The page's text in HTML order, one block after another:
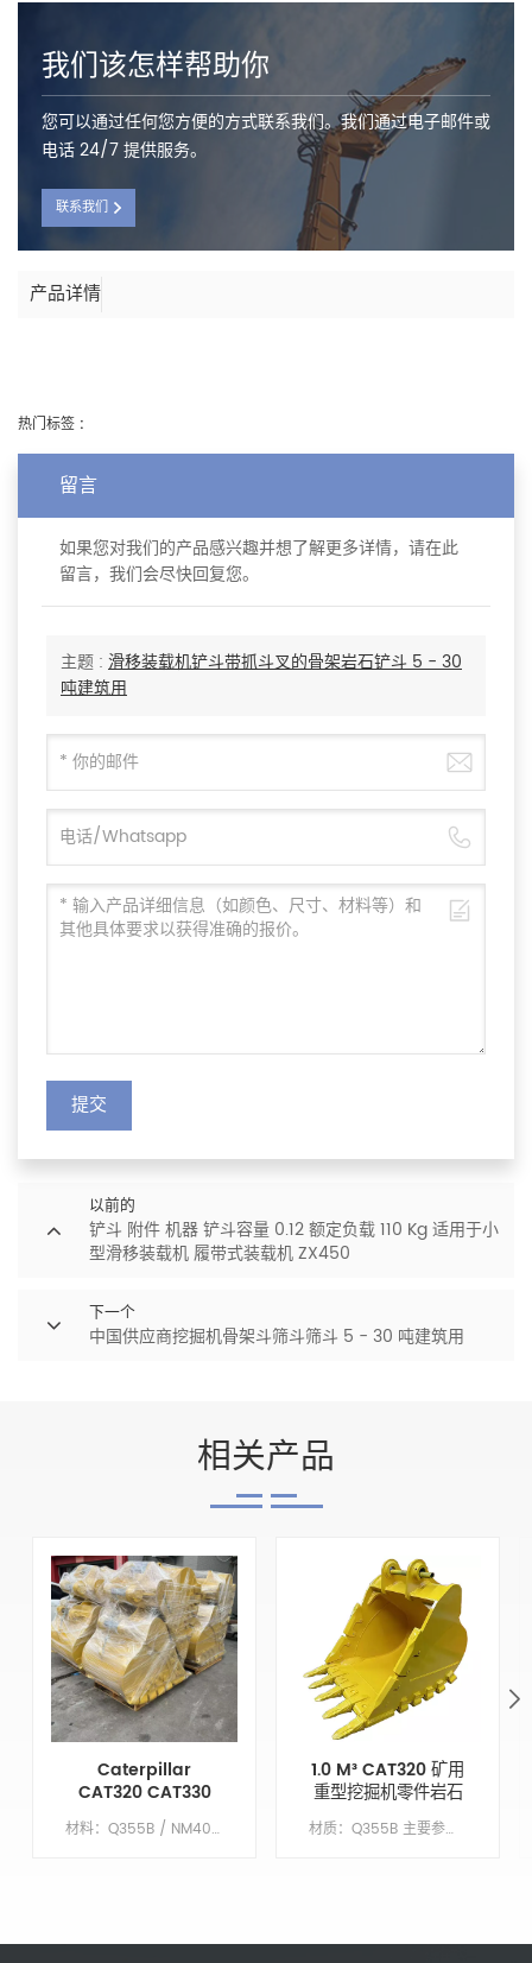
我们该怎样帮助你
您可以通过任何您方便的方式联系我们。我们通过电子邮件或
电话 24/7 提供服务。
联系我们
产品详情
热门标签 :
留言
如果您对我们的产品感兴趣并想了解更多详情，请在此
留言，我们会尽快回复您。
主题 : 滑移装载机铲斗带抓斗叉的骨架岩石铲斗 5 - 30
吨建筑用
提交
以前的
铲斗 附件 机器 铲斗容量 0.12 额定负载 110 Kg 适用于小
型滑移装载机 履带式装载机 ZX450
下一个
中国供应商挖掘机骨架斗筛斗筛斗 5 - 30 吨建筑用
相关产品
Caterpillar
CAT320 CAT330
CAT336 Heavy
Duty Rock Bucket材料：Q355B / NM400主要参数模型CAT336桶保护块是的桶销NO桶容积/立方米1.0配重不需要
1.0 M³ CAT320 矿用
重型挖掘机零件岩石
铲斗 材质：Q355B 主要参数模型CAT320铲斗保护块是的铲斗销NO铲斗容积/M³1.0配重不需要